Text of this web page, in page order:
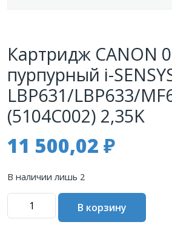
Картридж CANON
пурпурный i-
LBP631/LBP633/
(5104C002) 2,35K
11 500,02 ₽
В наличии лишь 2
Количество
товара
В корзину